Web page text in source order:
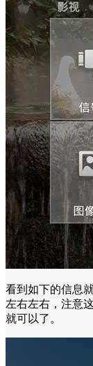
看到如下的信息
左右左右，注意
就可以了。